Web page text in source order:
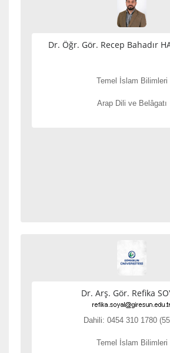
Dr. Öğr. Gör. Recep Bahadır
Temel İslam Bilimleri
Arap Dili ve Belâgatı
Dr. Arş. Gör. Refika
Dahili: 0454 310 1780
Temel İslam Bilimleri